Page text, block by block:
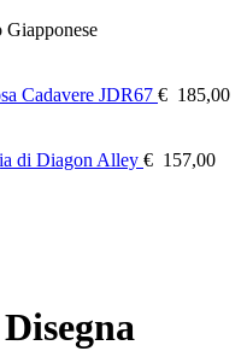
Cadavere JDR67 € 185,00
di Diagon Alley € 157,00